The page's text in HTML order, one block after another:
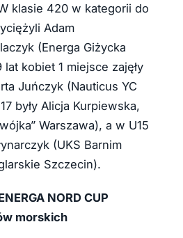
klasie 420 w kategorii do
Adam
(Energa Giżycka
kobiet 1 miejsce zajęły
Juńczyk (Nauticus YC
były Alicja Kurpiewska,
Warszawa), a w U15
(UKS Barnim
Szczecin).
NORD CUP
morskich